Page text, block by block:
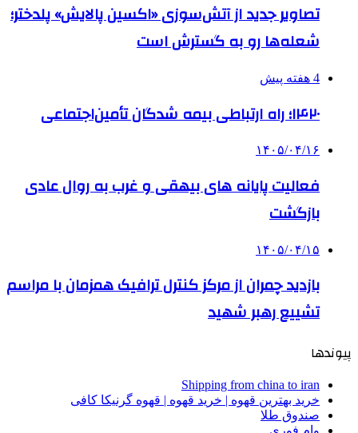
تصاویر جدید از آتش‌سوزی «اکسین پالایش» پلدختر؛
شعله‌ها رو به گسترش است
4 هفته پیش
۱۴۲۰؛ راه ارتباطی بیمه شدگان تأمین‌اجتماعی
۱۴۰۵/۰۴/۱۶
فعالیت پایانه های بیهقی و غرب به روال عادی
بازگشت
۱۴۰۵/۰۴/۱۵
بازدید چمران از مرکز کنترل ترافیک همزمان با مراسم
تشییع رهبر شهید
پیوندها
Shipping from china to iran
خرید بهترین قهوه | خرید قهوه | قهوه گرنیکا کافی
صندوق طلا